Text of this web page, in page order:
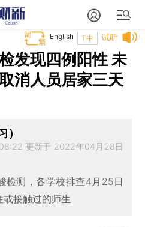
试听
T中
English
发现四例阳性 未
消人员居家三天
）
更新于 2022年04月28日
检测，各学校排查4月25日
接触过的师生